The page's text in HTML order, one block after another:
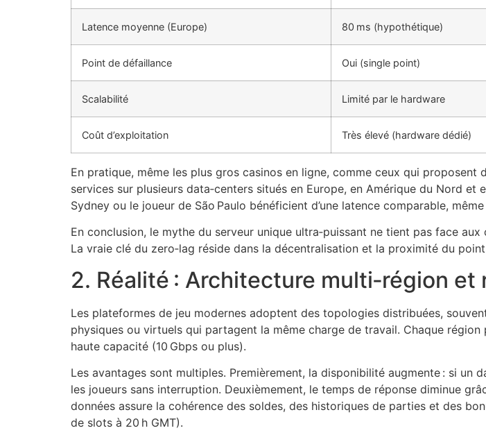
Latence moyenne (Europe) 80 ms (hypothétique)
Point de défaillance Oui (single point)
Scalabilité Limité par le hardware
Coût d’exploitation Très élevé (hardware dédié)
En pratique, même les plus gros casinos en ligne, comme ceux qui
services sur plusieurs data‑centers situés en Europe, en Amérique du Nord
Sydney ou le joueur de São Paulo bénéficient d’une latence comparable,
En conclusion, le mythe du serveur unique ultra‑puissant ne tient pas face
La vraie clé du zero‑lag réside dans la décentralisation et la proximité du point
2. Réalité : Architecture multi‑région
Les plateformes de jeu modernes adoptent des topologies distribuées,
physiques ou virtuels qui partagent la même charge de travail. Chaque
haute capacité (10 Gbps ou plus).
Les avantages sont multiples. Premièrement, la disponibilité augmente : si un
les joueurs sans interruption. Deuxièmement, le temps de réponse diminue
données assure la cohérence des soldes, des historiques de parties et des
de slots à 20 h GMT).